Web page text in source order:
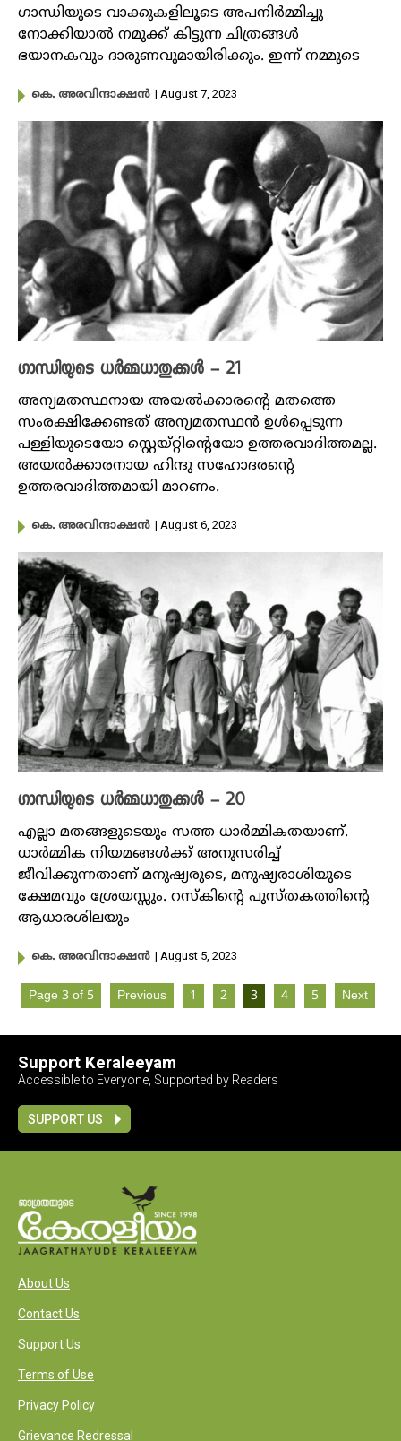
ഗാന്ധിയുടെ വാക്കുകളിലൂടെ അപനിർമ്മിച്ചു
നോക്കിയാൽ നമുക്ക് കിട്ടുന്ന ചിത്രങ്ങൾ
ഭയാനകവും ദാരുണവുമായിരിക്കും. ഇന്ന് നമ്മുടെ
കെ. അരവിന്ദാക്ഷൻ | August 7, 2023
ഗാന്ധിയുടെ ധർമ്മധാതുക്കൾ – 21
അന്യമതസ്ഥനായ അയൽക്കാരന്റെ മതത്തെ
സംരക്ഷിക്കേണ്ടത് അന്യമതസ്ഥൻ ഉൾപ്പെടുന്ന
പള്ളിയുടെയോ സ്റ്റെയ്റ്റിന്റെയോ ഉത്തരവാദിത്തമല്ല.
അയൽക്കാരനായ ഹിന്ദു സഹോദരന്റെ
ഉത്തരവാദിത്തമായി മാറണം.
കെ. അരവിന്ദാക്ഷൻ | August 6, 2023
ഗാന്ധിയുടെ ധർമ്മധാതുക്കൾ – 20
എല്ലാ മതങ്ങളുടെയും സത്ത ധാർമ്മികതയാണ്.
ധാർമ്മിക നിയമങ്ങൾക്ക് അനുസരിച്ച്
ജീവിക്കുന്നതാണ് മനുഷ്യരുടെ, മനുഷ്യരാശിയുടെ
ക്ഷേമവും ശ്രേയസ്സും. റസ്കിന്റെ പുസ്തകത്തിന്റെ
ആധാരശിലയും
കെ. അരവിന്ദാക്ഷൻ | August 5, 2023
Page 3 of 5 Previous 1 2 3 4 5 Next
Support Keraleeyam
Accessible to Everyone, Supported by Readers
SUPPORT US
About Us
Contact Us
Support Us
Terms of Use
Privacy Policy
Grievance Redressal